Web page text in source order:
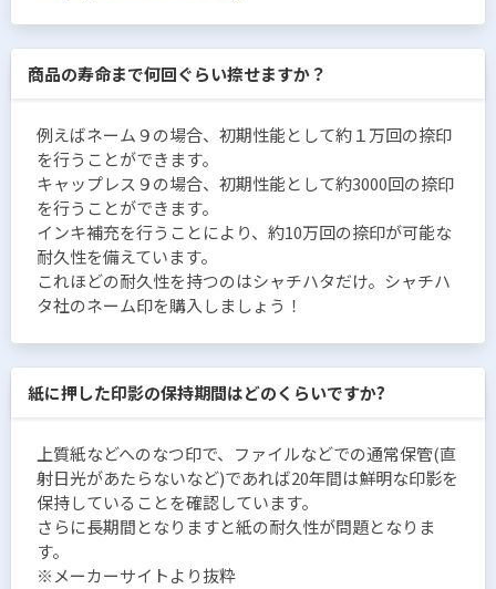
商品の寿命まで何回ぐらい捺せますか？
例えばネーム９の場合、初期性能として約１万回の捺印
を行うことができます。
キャップレス９の場合、初期性能として約3000回の捺印
を行うことができます。
インキ補充を行うことにより、約10万回の捺印が可能な
耐久性を備えています。
これほどの耐久性を持つのはシャチハタだけ。シャチハ
タ社のネーム印を購入しましょう！
紙に押した印影の保持期間はどのくらいですか?
上質紙などへのなつ印で、ファイルなどでの通常保管(直
射日光があたらないなど)であれば20年間は鮮明な印影を
保持していることを確認しています。
さらに長期間となりますと紙の耐久性が問題となりま
す。
※メーカーサイトより抜粋